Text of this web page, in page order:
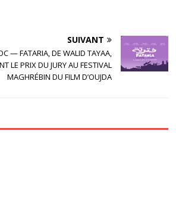
SUIVANT
— FATARIA, DE WALID TAYAA,
LE PRIX DU JURY AU FESTIVAL
MAGHRÉBIN DU FILM D’OUJDA